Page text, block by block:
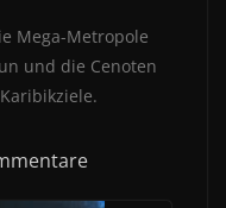
Mega-Metropole
und die Cenoten